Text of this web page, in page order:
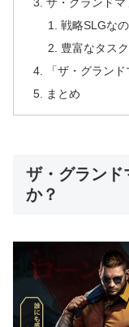
戦略SLGな
豊富なタス
「ザ・グラン
まとめ
ザ・グランド
か？